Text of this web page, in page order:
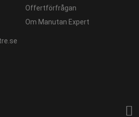
Offertförfrågan
Om Manutan Expert